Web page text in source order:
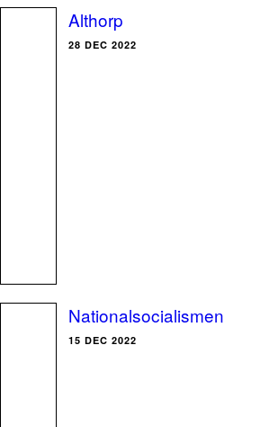
Althorp
28 DEC 2022
Nationalsocialismen
15 DEC 2022